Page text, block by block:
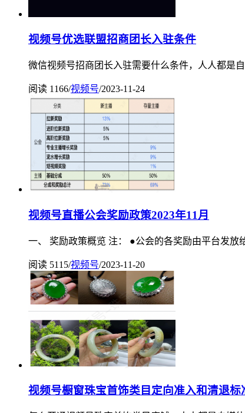
视频号优选联盟招商团长入驻条件
微信视频号招商团长入驻需要什么条件，人人都是
阅读 1166/视频号/2023-11-24
视频号直播公会奖励政策2023年11月
一、 奖励政策概览 注： ●公会的各奖励由平台发
阅读 5115/视频号/2023-11-20
视频号橱窗珠宝首饰类目定向准入和清退标